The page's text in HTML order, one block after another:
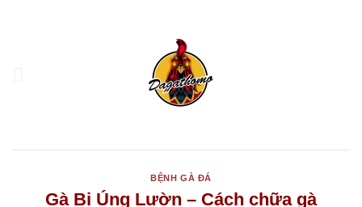
BỆNH GÀ ĐÁ
Gà Bị Úng Lườn – Cách chữa gà